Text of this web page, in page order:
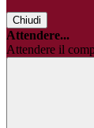
Chiudi
Attendere...
Attendere il